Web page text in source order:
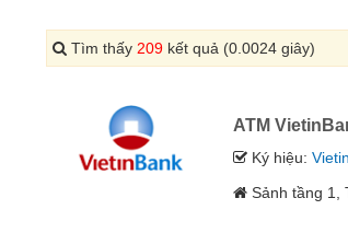
Tìm thấy 209 kết quả (0.0024 giây)
ATM
Ký hiệu:
Sảnh tầng 1,